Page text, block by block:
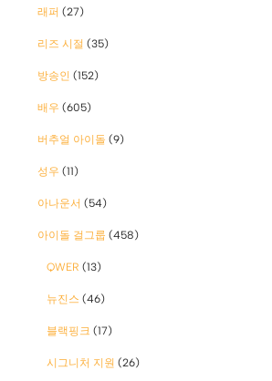
래퍼 (27)
리즈 시절 (35)
방송인 (152)
배우 (605)
버추얼 아이돌 (9)
성우 (11)
아나운서 (54)
아이돌 걸그룹 (458)
QWER (13)
뉴진스 (46)
블랙핑크 (17)
시그니처 지원 (26)